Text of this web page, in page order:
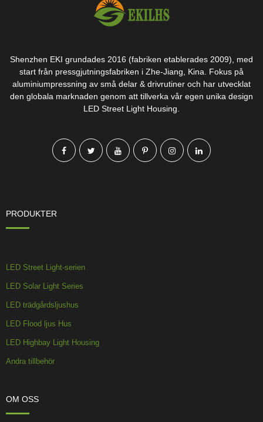
Shenzhen EKI grundades 2016 (fabriken etablerades 2009), med
start från pressgjutningsfabriken i Zhe-Jiang, Kina. Fokus på
aluminiumpressning av små delar & drivrutiner och har utvecklat
den globala marknaden genom att tillverka vår egen unika design
LED Street Light Housing.
PRODUKTER
LED Street Light-serien
LED Solar Light Series
LED trädgårdsljushus
LED Flood ljus Hus
LED Highbay Light Housing
Andra tillbehör
OM OSS